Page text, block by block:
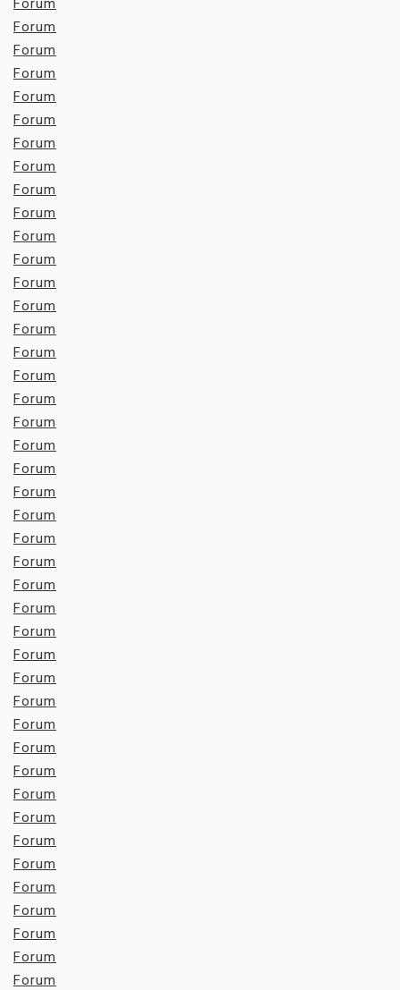
Forum
Forum
Forum
Forum
Forum
Forum
Forum
Forum
Forum
Forum
Forum
Forum
Forum
Forum
Forum
Forum
Forum
Forum
Forum
Forum
Forum
Forum
Forum
Forum
Forum
Forum
Forum
Forum
Forum
Forum
Forum
Forum
Forum
Forum
Forum
Forum
Forum
Forum
Forum
Forum
Forum
Forum
Forum